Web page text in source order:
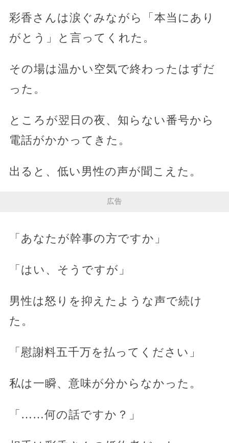
彩香さんは涙ぐみながら「本当にあり
がとう」と言ってくれた。
その場は温かい空気で終わったはずだ
った。
ところが翌日の夜、知らない番号から
電話がかかってきた。
出ると、低い男性の声が聞こえた。
広告
「あなたが幹事の方ですか」
「はい、そうですが」
男性は怒りを抑えたような声で続け
た。
「慰謝料五千万を払ってください」
私は一瞬、意味が分からなかった。
「……何の話ですか？」